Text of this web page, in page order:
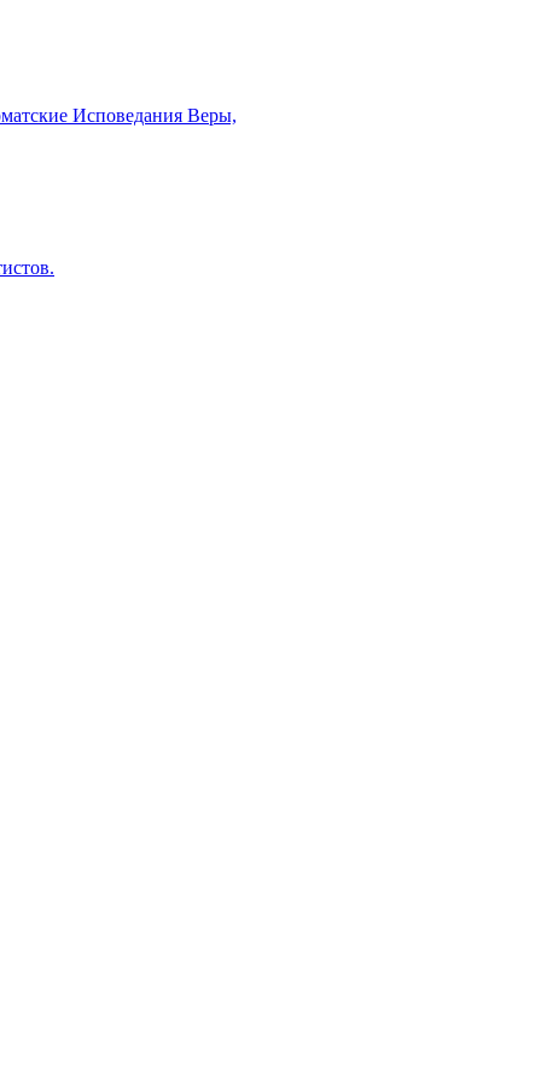
Исповедания Веры,